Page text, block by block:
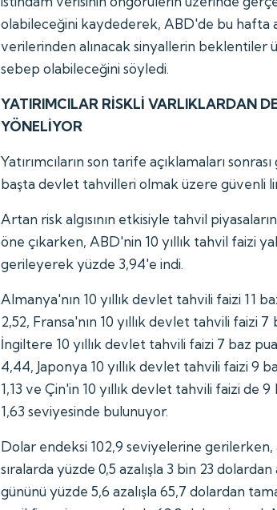
olabileceğini kaydederek, ABD'de bu hafta
verilerinden alınacak sinyallerin beklentiler
sebep olabileceğini söyledi.
YATIRIMCILAR RİSKLİ VARLIKLARDAN
YÖNELİYOR
Yatırımcıların son tarife açıklamaları
başta devlet tahvilleri olmak üzere güvenli
Artan risk algısının etkisiyle tahvil
öne çıkarken, ABD'nin 10 yıllık tahvil faizi
gerileyerek yüzde 3,94'e indi.
Almanya'nın 10 yıllık devlet tahvili faizi 11
2,52, Fransa'nın 10 yıllık devlet tahvili faizi 7
İngiltere 10 yıllık devlet tahvili faizi 7 baz
4,44, Japonya 10 yıllık devlet tahvili faizi 9
1,13 ve Çin'in 10 yıllık devlet tahvili faizi de
1,63 seviyesinde bulunuyor.
Dolar endeksi 102,9 seviyelerine gerilerken,
sıralarda yüzde 0,5 azalışla 3 bin 23 dolardan
gününü yüzde 5,6 azalışla 65,7 dolardan